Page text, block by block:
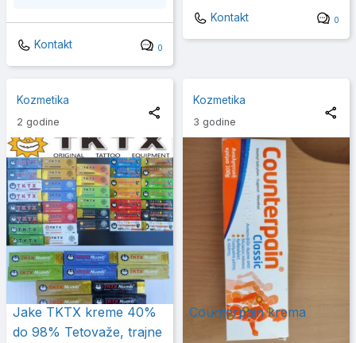
Kontakt 0
Kontakt 0
Kozmetika
2 godine
Jake TKTX kreme 40%
do 98% Tetovaže, trajne
Kozmetika
3 godine
Counterpain krema